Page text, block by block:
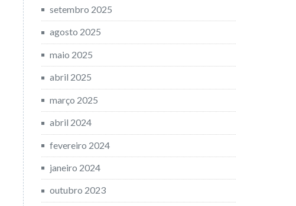
setembro 2025
agosto 2025
maio 2025
abril 2025
março 2025
abril 2024
fevereiro 2024
janeiro 2024
outubro 2023